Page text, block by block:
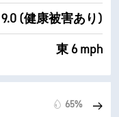
9.0 (健康被害あり)
東 6 mph
65%